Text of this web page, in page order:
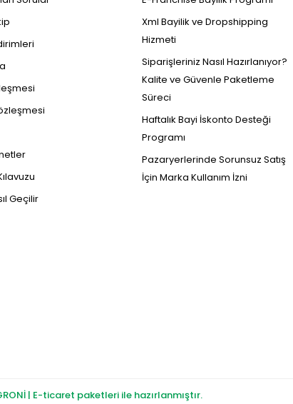
Geçilir
Xml Bayilik ve Dropshipping
Hizmeti
Siparişleriniz Nasıl Hazırlanıyor?
Kalite ve Güvenle Paketleme
Süreci
Haftalık Bayi İskonto Desteği
Programı
Pazaryerlerinde Sorunsuz Satış
İçin Marka Kullanım İzni
| E-ticaret paketleri ile hazırlanmıştır.